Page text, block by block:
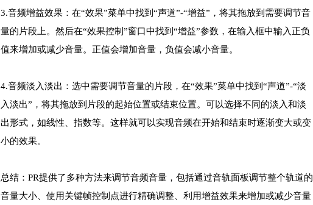
3.音频增益效果：在“效果”菜单中找到“声道”-“增益”，将其拖放到需要调节音
量的片段上。然后在“效果控制”窗口中找到“增益”参数，在输入框中输入正负
值来增加或减少音量。正值会增加音量，负值会减小音量。
4.音频淡入淡出：选中需要调节音量的片段，在“效果”菜单中找到“声道”-“淡
入淡出”，将其拖放到片段的起始位置或结束位置。可以选择不同的淡入和淡
出形式，如线性、指数等。这样就可以实现音频在开始和结束时逐渐变大或变
小的效果。
总结：PR提供了多种方法来调节音频音量，包括通过音轨面板调节整个轨道的
音量大小、使用关键帧控制点进行精确调整、利用增益效果来增加或减少音量